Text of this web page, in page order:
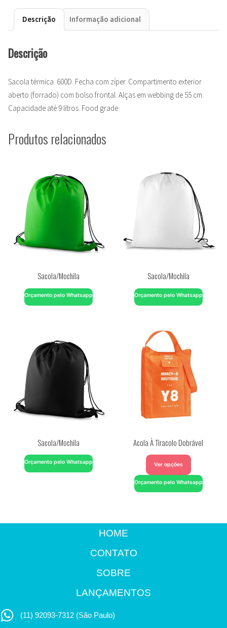
Descrição Informação adicional
Descrição
Sacola térmica. 600D. Fecha com zíper. Compartimento exterior
aberto (forrado) com bolso frontal. Alças em webbing de 55 cm.
Capacidade até 9 litros. Food grade.
Produtos relacionados
Sacola/Mochila
Orçamento pelo Whatsapp
Sacola/Mochila
Orçamento pelo Whatsapp
Sacola/Mochila
Orçamento pelo Whatsapp
Acola À Tiracolo Dobrável
Ver opções
Orçamento pelo Whatsapp
HOME
CONTATO
SOBRE
LANÇAMENTOS
(11) 92093-7312 (São Paulo)